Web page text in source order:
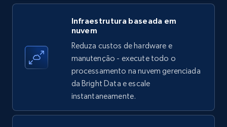
Amazon products - find products by using
upc numbers
Title, Seller name, Brand, Description, Initial
price, Currency, Availability, Reviews count, and
more.
5.7K+ Comece grátis
Infraestrutura baseada em
nuvem
Reduza custos de hardware e
manutenção - execute todo o
processamento na nuvem gerenciada
da Bright Data e escale
instantaneamente.